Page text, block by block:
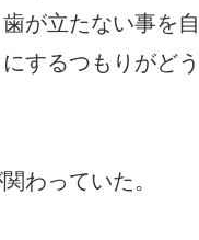
が立たない事を
するつもりがど
わっていた。